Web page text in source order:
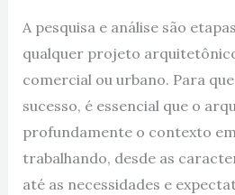
A pesquisa e análise são
qualquer projeto
comercial ou urbano. Para
sucesso, é essencial que o
profundamente o contexto
trabalhando, desde as
até as necessidades e